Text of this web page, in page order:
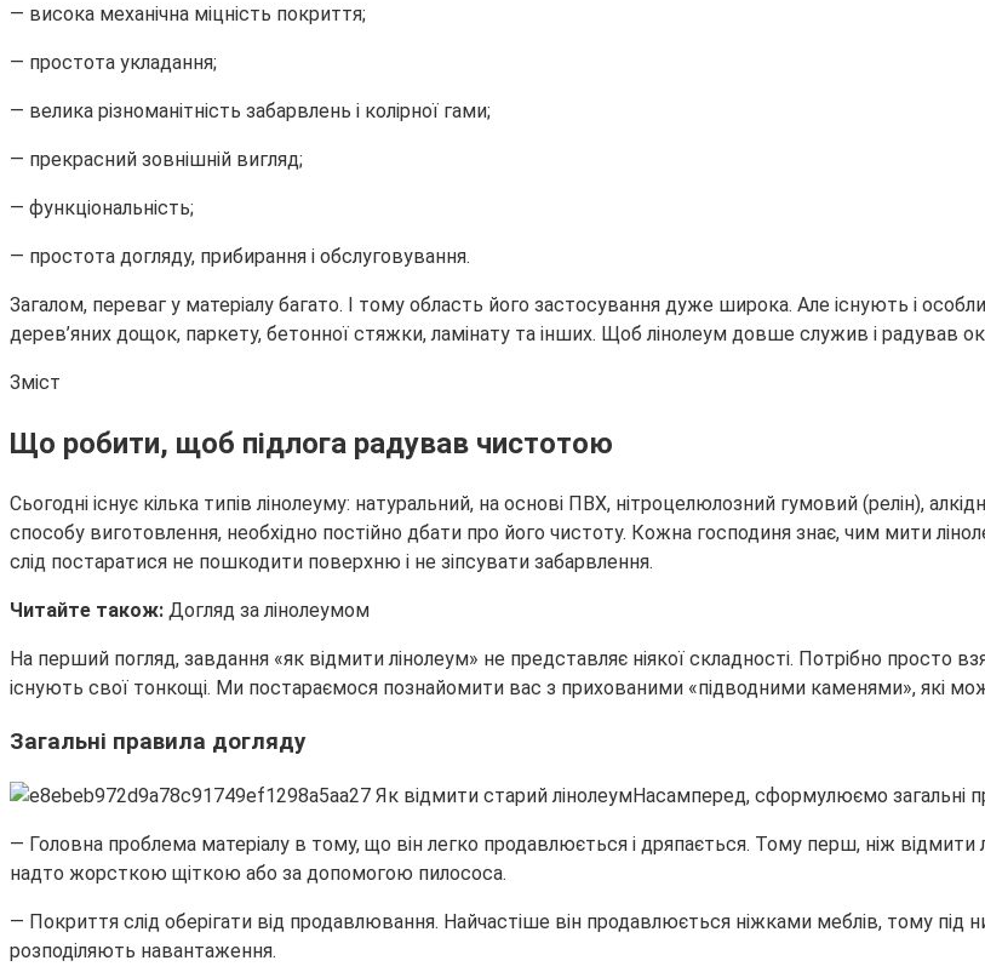
— висока механічна міцність покриття;
— простота укладання;
— велика різноманітність забарвлень і колірної гами;
— прекрасний зовнішній вигляд;
— функціональність;
— простота догляду, прибирання і обслуговування.
Загалом, переваг у матеріалу багато. І тому область його застосування дуже широка. Але існують і
дерев’яних дощок, паркету, бетонної стяжки, ламінату та інших. Щоб лінолеум довше служив і радував
Зміст
Що робити, щоб підлога радував чистотою
Сьогодні існує кілька типів лінолеуму: натуральний, на основі ПВХ, нітроцелюлозний гумовий (релін),
способу виготовлення, необхідно постійно дбати про його чистоту. Кожна господиня знає, чим мити
слід постаратися не пошкодити поверхню і не зіпсувати забарвлення.
Читайте також: Догляд за лінолеумом
На перший погляд, завдання «як відмити лінолеум» не представляє ніякої складності. Потрібно просто
існують свої тонкощі. Ми постараємося познайомити вас з прихованими «підводними каменями», які
Загальні правила догляду
Насамперед, сформулюємо загальні
— Головна проблема матеріалу в тому, що він легко продавлюється і дряпається. Тому перш, ніж відмити
надто жорсткою щіткою або за допомогою пилососа.
— Покриття слід оберігати від продавлювання. Найчастіше він продавлюється ніжками меблів, тому під
розподіляють навантаження.